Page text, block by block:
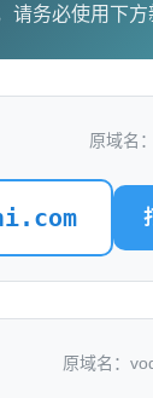
然 / 唐晓天 / 王
请务必使用下
原域名
原域名：